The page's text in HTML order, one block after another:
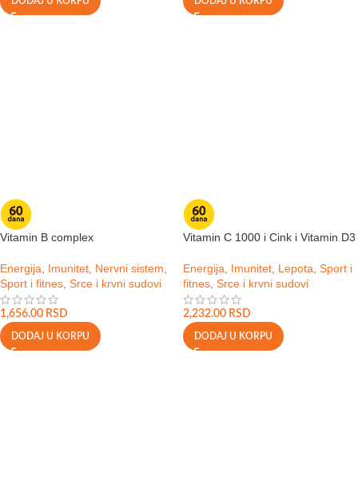
Vitamin B complex
Energija Imunitet Nervni sistem
Sport i fitnes Srce i krvni sudovi
1,656.00 RSD
DODAJ U KORPU
Vitamin C 1000 i Cink i Vitamin D3
Energija Imunitet Lepota Sport i
fitnes Srce i krvni sudovi
2,232.00 RSD
DODAJ U KORPU